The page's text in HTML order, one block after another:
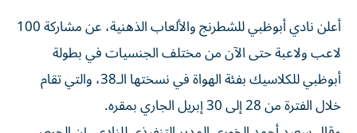
أعلن نادي أبوظبي للشطرنج والألعاب الذهنية، عن مشاركة 100
لاعب ولاعبة حتى الآن من مختلف الجنسيات في بطولة
أبوظبي للكلاسيك بفئة الهواة في نسختها الـ38، والتي تقام
خلال الفترة من 28 إلى 30 إبريل الجاري بمقره.